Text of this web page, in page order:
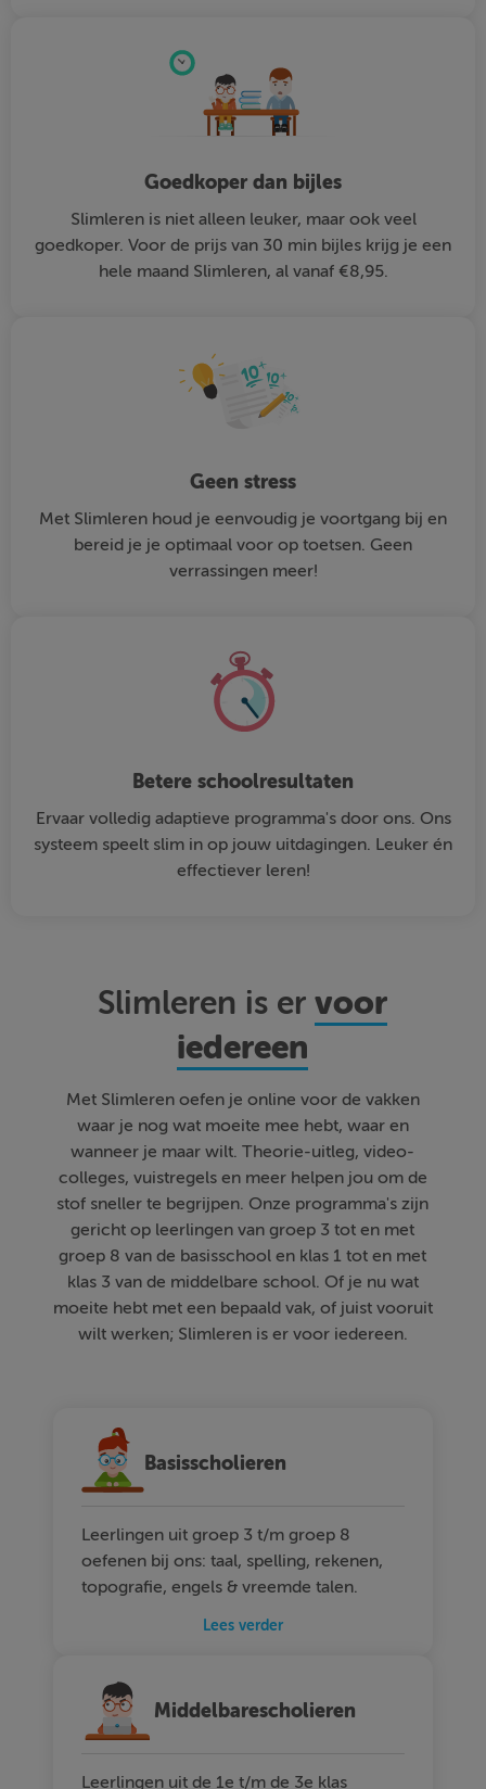
Goedkoper dan bijles
Slimleren is niet alleen leuker, maar ook veel
goedkoper. Voor de prijs van 30 min bijles krijg je een
hele maand Slimleren, al vanaf €8,95.
Geen stress
Met Slimleren houd je eenvoudig je voortgang bij en
bereid je je optimaal voor op toetsen. Geen
verrassingen meer!
Betere schoolresultaten
Ervaar volledig adaptieve programma's door ons. Ons
systeem speelt slim in op jouw uitdagingen. Leuker én
effectiever leren!
Slimleren is ervoor
iedereen
Met Slimleren oefen je online voor de vakken
waar je nog wat moeite mee hebt, waar en
wanneer je maar wilt. Theorie-uitleg, video-
colleges, vuistregels en meer helpen jou om de
stof sneller te begrijpen. Onze programma's zijn
gericht op leerlingen van groep 3 tot en met
groep 8 van de basisschool en klas 1 tot en met
klas 3 van de middelbare school. Of je nu wat
moeite hebt met een bepaald vak, of juist vooruit
wilt werken; Slimleren is er voor iedereen.
Basisscholieren
Leerlingen uit groep 3 t/m groep 8
oefenen bij ons: taal, spelling, rekenen,
topografie, engels & vreemde talen.
Lees verder
Middelbarescholieren
Leerlingen uit de 1e t/m de 3e klas